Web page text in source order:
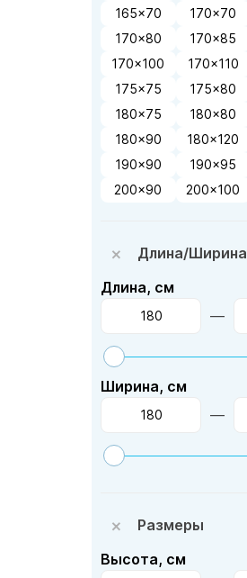
165x70
170x70
170x80
170x85
170x100
170x110
175x75
175x80
180x75
180x80
180x90
180x120
190x90
190x95
200x90
200x100
Длина/Ширина
Длина, см
—
Ширина, см
—
Размеры
Высота, см